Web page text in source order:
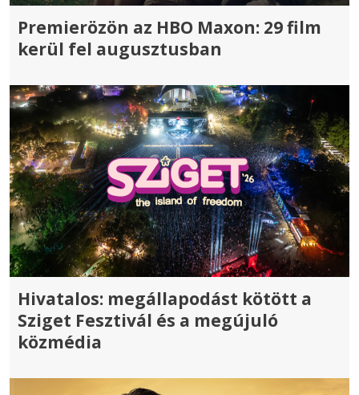
Premierözön az HBO Maxon: 29 film
kerül fel augusztusban
Hivatalos: megállapodást kötött a
Sziget Fesztivál és a megújuló
közmédia